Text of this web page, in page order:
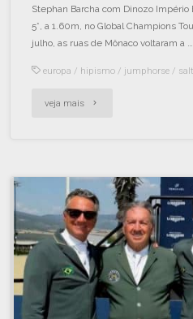
Stephan Barcha com Dinozo
5*, a 1.60m, no Global Champions
julho, as ruas de Mônaco voltaram a …
europa / hipismo / jumphorse /
veja mais